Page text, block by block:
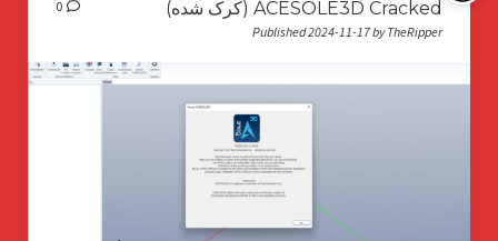
ACESOLE3D Cracked (کرک شده)
Published 2024-11-17 by TheRipper
0